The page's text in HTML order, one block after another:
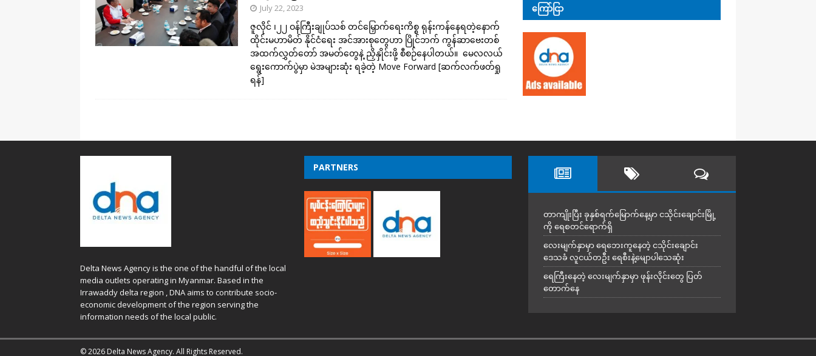
July 22, 2023
ဇူလိုင် ၊၂၂ ဝန်ကြီးချုပ်သစ် တင်မြှောက်ရေးကိစ္စ ရုန်းကန်နေရတဲ့နောက်
ထိုင်းမဟာမိတ် နိုင်ငံရေး အင်အားစုတွေဟာ ပြိုင်ဘက် ကွန်ဆာဗေးတစ်
အထက်လွှတ်တော် အမတ်တွေနဲ့ ညှိနှိုင်းဖို့ စီစဉ်နေပါတယ်။ မေလလယ်
ရွေးကောက်ပွဲမှာ မဲအများဆုံး ရခဲ့တဲ့ Move Forward [ဆက်လက်ဖတ်ရှု
ရန်]
ကြော်ငြာ
Delta News Agency is the one of the handful of the local
media outlets operating in Myanmar. Based in the
Irrawaddy delta region , DNA aims to contribute socio-
economic development of the region serving the
information needs of the local public.
PARTNERS
တာကျိုးပြီး ခုနှစ်ရက်မြောက်နေ့မှာ ငသိုင်းချောင်းမြို့
ကို ရေစတင်ရောက်ရှိ
လေးမျက်နှာမှာ ရေဘေးကူနေတဲ့ ငသိုင်းချောင်း
ဒေသခံ လူငယ်တဦး ရေစီးနဲ့မျောပါသေဆုံး
ရေကြီးနေတဲ့ လေးမျက်နှာမှာ ဖုန်းလိုင်းတွေ ပြတ်
တောက်နေ
© 2026 Delta News Agency. All Rights Reserved.